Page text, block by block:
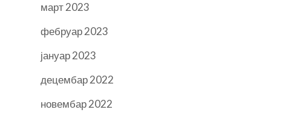
март 2023
фебруар 2023
јануар 2023
децембар 2022
новембар 2022